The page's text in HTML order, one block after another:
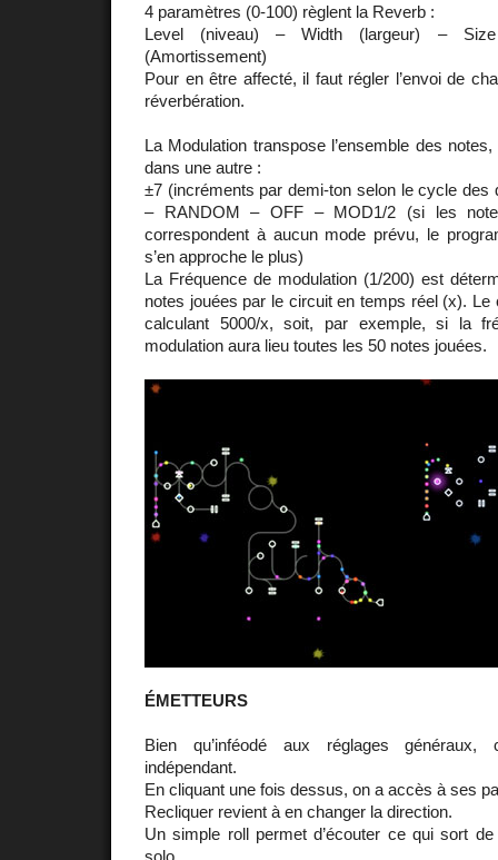
4 paramètres (0-100) règlent la Reverb :
Level (niveau) – Width (largeur) –
(Amortissement)
Pour en être affecté, il faut régler l’envoi de
réverbération.
La Modulation transpose l’ensemble des notes,
dans une autre :
±7 (incréments par demi-ton selon le cycle des
– RANDOM – OFF – MOD1/2 (si les
correspondent à aucun mode prévu, le
s’en approche le plus)
La Fréquence de modulation (1/200) est
notes jouées par le circuit en temps réel (x). Le
calculant 5000/x, soit, par exemple, si la
modulation aura lieu toutes les 50 notes jouées.
ÉMETTEURS
Bien qu’inféodé aux réglages généraux,
indépendant.
En cliquant une fois dessus, on a accès à ses
Recliquer revient à en changer la direction.
Un simple roll permet d’écouter ce qui sort
solo.